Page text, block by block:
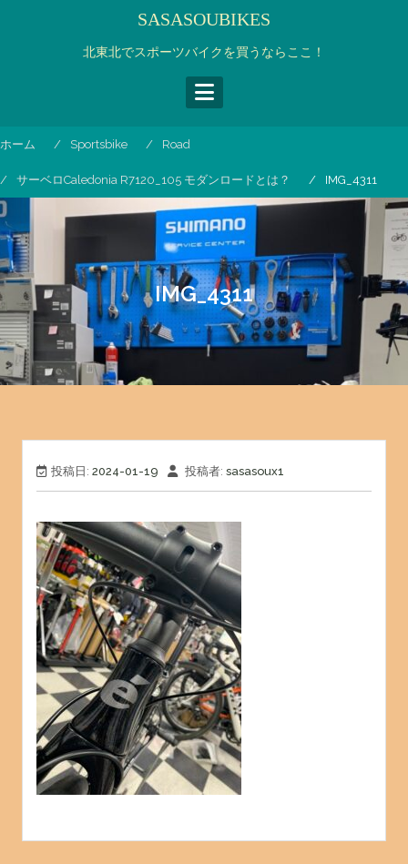
キ
プ
SASASOUBIKES
北東北でスポーツバイクを買うならここ！
ホーム Sportsbike Road
サーベロCaledonia R7120_105 モダンロードとは？ IMG_4311
IMG_4311
投稿日: 2024-01-19 投稿者: sasasoux1